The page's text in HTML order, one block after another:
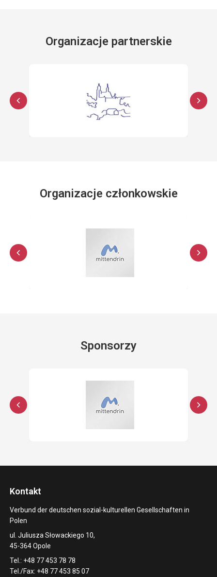
Organizacje partnerskie
Organizacje członkowskie
Sponsorzy
Kontakt
Verbund der deutschen sozial-kulturellen Gesellschaften in
Polen
ul. Juliusza Słowackiego 10,
45-364 Opole
Tel.: +48 77 453 78 78
Tel./Fax: +48 77 453 85 07